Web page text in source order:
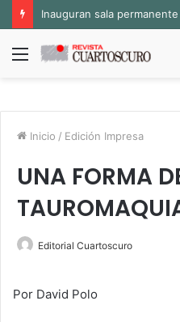
Menú
Inicio / Edición Impresa
UNA FORMA
Editorial Cuartoscuro
Por David Polo